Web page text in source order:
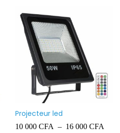
Projecteur led
10 000 CFA – 16 000 CFA